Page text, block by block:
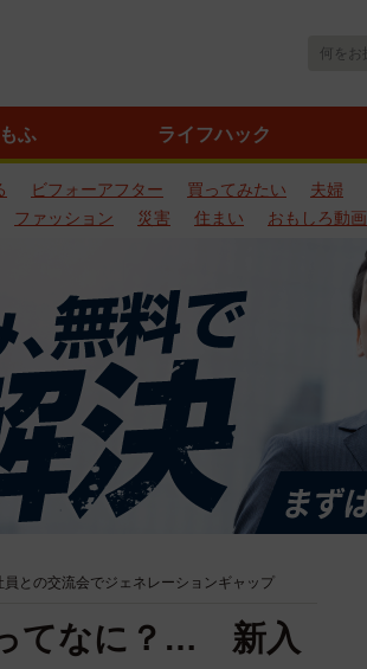
ふ ライフハック
ビフォーアフター 買ってみたい 夫婦
ファッション 災害 住まい おもしろ動画
との交流会でジェネレーションギャップ
てなに？… 新入